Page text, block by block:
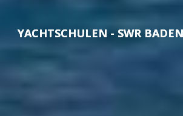
YACHTSCHULEN - SWR